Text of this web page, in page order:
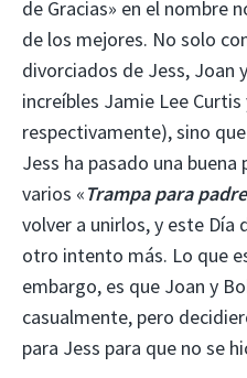
de Gracias» en el nombre
de los mejores. No solo
divorciados de Jess, Joan
increíbles Jamie Lee Curtis
respectivamente), sino
Jess ha pasado una
varios «Trampa para
volver a unirlos, y este Día
otro intento más. Lo que
embargo, es que Joan y
casualmente, pero
para Jess para que no se